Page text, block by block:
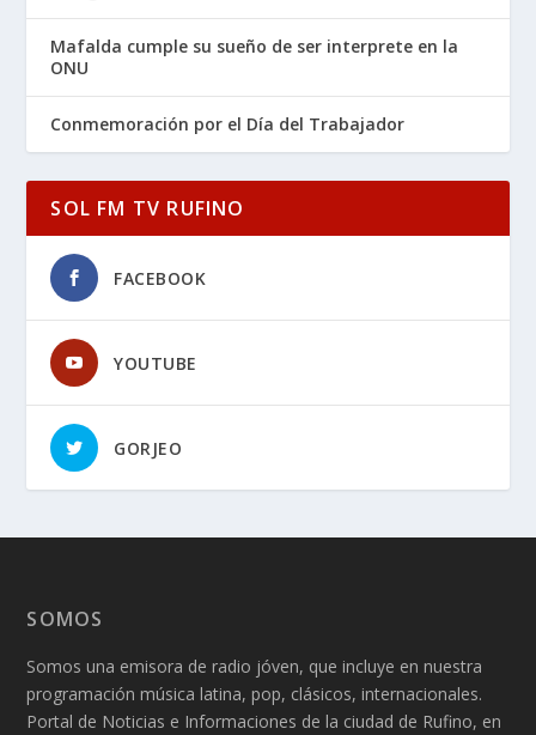
Mafalda cumple su sueño de ser interprete en la
ONU
Conmemoración por el Día del Trabajador
SOL FM TV RUFINO
FACEBOOK
YOUTUBE
GORJEO
SOMOS
Somos una emisora de radio jóven, que incluye en nuestra
programación música latina, pop, clásicos, internacionales.
Portal de Noticias e Informaciones de la ciudad de Rufino, en